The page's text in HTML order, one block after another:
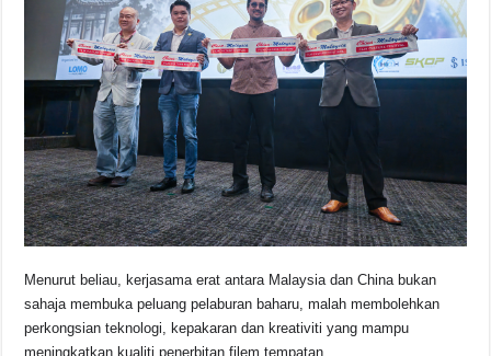
Menurut beliau, kerjasama erat antara Malaysia dan China bukan
sahaja membuka peluang pelaburan baharu, malah membolehkan
perkongsian teknologi, kepakaran dan kreativiti yang mampu
meningkatkan kualiti penerbitan filem tempatan.